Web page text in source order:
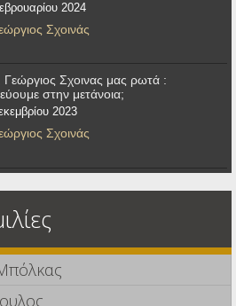
2024
Σχοινάς
Σχοινας μας ρωτά :
στην μετάνοια;
2023
Σχοινάς